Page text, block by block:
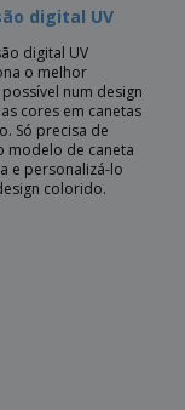
digital UV
digital UV
o melhor
num design
cores em canetas
Só precisa de
modelo de caneta
e personalizá-lo
colorido.